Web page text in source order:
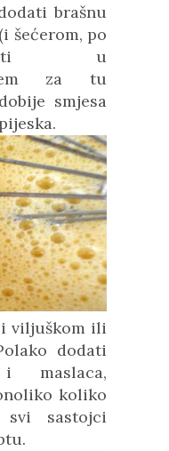
brašnu
šećerom, po
u
za tu
smjesa
viljuškom ili
dodati
maslaca,
koliko
sastojci